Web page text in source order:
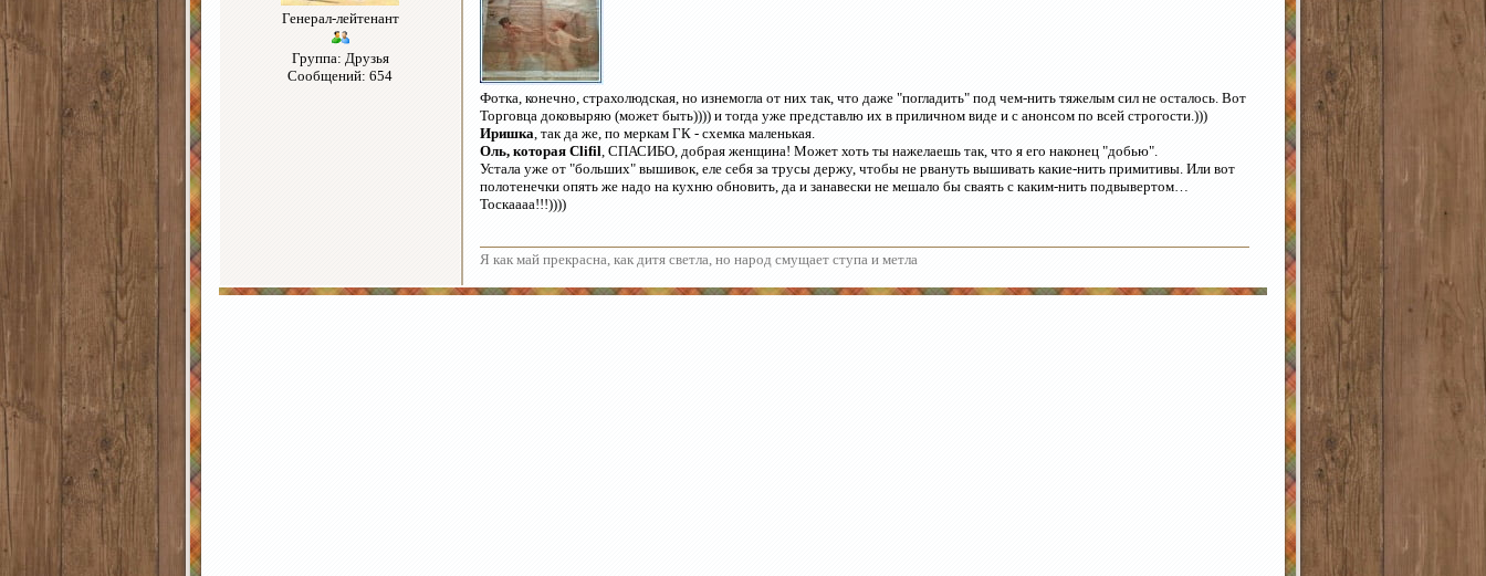
Генерал-лейтенант
Группа: Друзья
Сообщений: 654
Фотка, конечно, страхолюдская, но изнемогла от них так, что даже "погладить" под чем-нить тяжелым сил не осталось. Вот
Торговца доковыряю (может быть)))) и тогда уже представлю их в приличном виде и с анонсом по всей строгости.)))
Иришка, так да же, по меркам ГК - схемка маленькая.
Оль, которая Clifil, СПАСИБО, добрая женщина! Может хоть ты нажелаешь так, что я его наконец "добью".
Устала уже от "больших" вышивок, еле себя за трусы держу, чтобы не рвануть вышивать какие-нить примитивы. Или вот
полотенечки опять же надо на кухню обновить, да и занавески не мешало бы сваять с каким-нить подвывертом…
Тоскаааа!!!))))
Я как май прекрасна, как дитя светла, но народ смущает ступа и метла